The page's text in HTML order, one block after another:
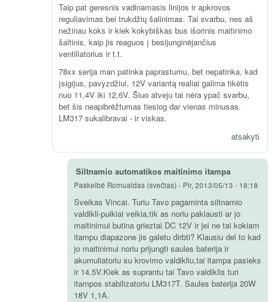
Taip pat geresnis vadinamasis linijos ir apkrovos
reguliavimas bei trukdžių šalinimas. Tai svarbu, nes aš
nežinau koks ir kiek kokybiškas bus išorinis maitinimo
šaltinis, kaip jis reaguos į besijunginėjančius
ventiliatorius ir t.t.
78xx serija man patinka paprastumu, bet nepatinka, kad
įsigijus, pavyzdžiui, 12V variantą realiai galima tikėtis
nuo 11,4V iki 12,6V. Šiuo atveju tai nėra ypač svarbu,
bet šis neapibrėžtumas tiesiog dar vienas minusas.
LM317 sukalibravai - ir viskas.
atsakyti
Siltnamio automatikos maitinimo itampa
Paskelbė Romualdas (svečias) - Pir, 2013/05/13 - 18:18
Sveikas Vincai. Turiu Tavo pagaminta siltnamio
valdikli-puikiai veikia,tik as noriu paklausti ar jo
maitinimui butina grieztai DC 12V ir jei ne tai kokiam
itampu diapazone jis galetu dirbti? Klausiu del to kad
jo maitinimui noriu prijungti saules baterija ir
akumuliatoriu su krovimo valdikliu,tai itampa pasieks
ir 14.5V.Kiek as suprantu tai Tavo valdiklis turi
itampos stabilizatoriu LM317T. Saules baterija 20W
18V 1,1A.